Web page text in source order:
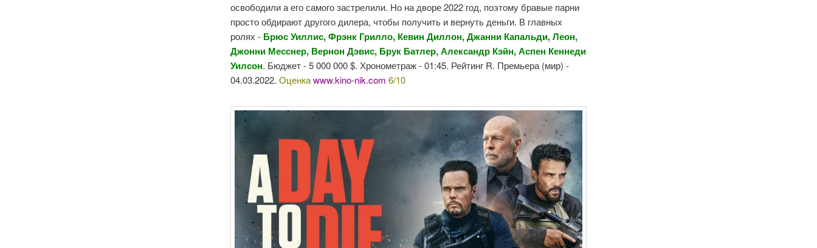
освободили а его самого застрелили. Но на дворе 2022 год, поэтому бравые парни
просто обдирают другого дилера, чтобы получить и вернуть деньги. В главных
ролях - Брюс Уиллис, Фрэнк Грилло, Кевин Диллон, Джанни Капальди, Леон,
Джонни Месснер, Вернон Дэвис, Брук Батлер, Александр Кэйн, Аспен Кеннеди
Уилсон. Бюджет - 5 000 000 $. Хронометраж - 01:45. Рейтинг R. Премьера (мир) -
04.03.2022.Оценкаwww.kino-nik.com 6/10